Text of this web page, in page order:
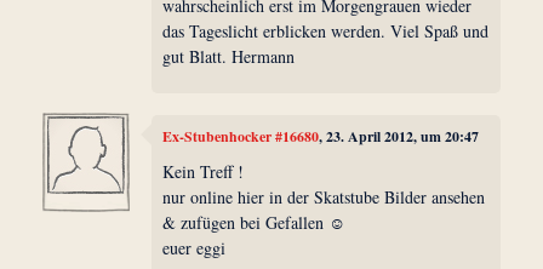
wahrscheinlich erst im Morgengrauen wieder
das Tageslicht erblicken werden. Viel Spaß und
gut Blatt. Hermann
Ex-Stubenhocker #16680, 23. April 2012, um 20:47
Kein Treff !
nur online hier in der Skatstube Bilder ansehen
& zufügen bei Gefallen ☺
euer eggi